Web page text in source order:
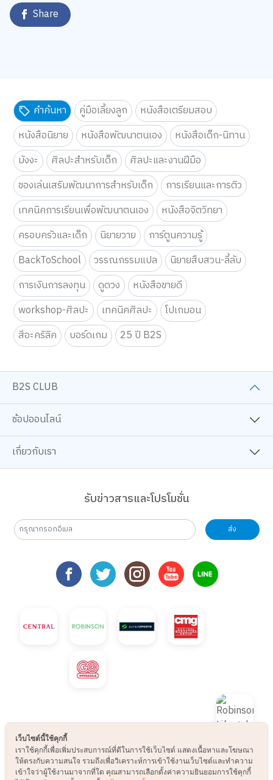
Share
คำค้นหา คู่มือเลี้ยงลูก
หนังสือเตรียมสอบ
หนังสือนิยาย
หนังสือพัฒนาตนเอง
หนังสือเด็ก-นิทาน
มังงะ
ศิลปะสำหรับเด็ก
ศิลปะและงานฝีมือ
ของเล่นเสริมพัฒนาการสำหรับเด็ก
การเรียนและการติว
เทคนิคการเรียนเพื่อพัฒนาตนเอง
หนังสือจิตวิทยา
ครอบครัวและเด็ก
นิยายวาย
การ์ตูนความรู้
BackToSchool
วรรณกรรมแปล
นิยายสืบสวน-ลี้ลับ
การเงินการลงทุน
ดูดวง
หนังสือขายดี
workshop-ศิลปะ
เทคนิคศิลปะ
โปเกมอน
สีอะคริลิค
บอร์ดเกม 25 ปี B2S
B2S CLUB
ช้อปออนไลน์
เกี่ยวกับเรา
รับข่าวสารและโปรโมชั่น
ส่ง
เว็บไซต์นี้ใช้คุกกี้
เราใช้คุกกี้เพื่อเพิ่มประสบการณ์ที่ดีในการใช้เว็บไซต์ แสดงเนื้อหาและโฆษณา
ให้ตรงกับความสนใจ รวมถึงเพื่อวิเคราะห์การเข้าใช้งานเว็บไซต์และทำความ
เข้าใจว่าผู้ใช้งานมาจากที่ใด คุณสามารถเลือกตั้งค่าความยินยอมการใช้คุกกี้